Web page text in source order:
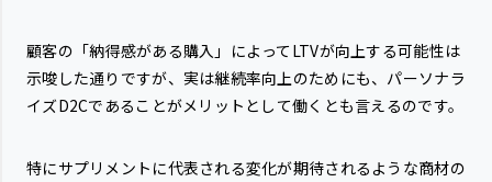
顧客の「納得感がある購入」によってLTVが向上する可能性は
示唆した通りですが、実は継続率向上のためにも、パーソナラ
イズD2Cであることがメリットとして働くとも言えるのです。
特にサプリメントに代表される変化が期待されるような商材の